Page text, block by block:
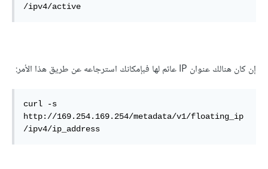
/ipv4/active
إن كان هنالك عنوان IP عائم لها فبإمكانك استرجاعه عن طريق هذا الأمر:
curl -s
http://169.254.169.254/metadata/v1/floating_ip
/ipv4/ip_address